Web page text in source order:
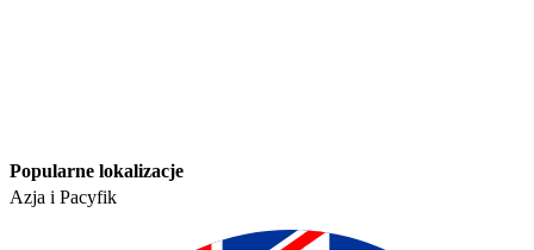
Popularne lokalizacje​​
Azja i Pacyfik​​